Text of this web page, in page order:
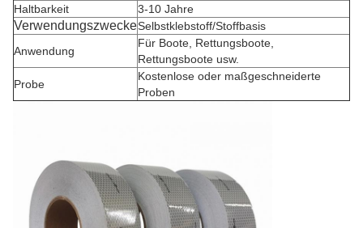
Haltbarkeit
3-10 Jahre
VerwendungszweckeSelbstklebstoff/Stoffbasis
Anwendung
Für Boote, Rettungsboote,
Rettungsboote usw.
Probe
Kostenlose oder maßgeschneiderte
Proben